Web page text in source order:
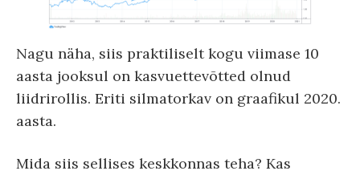
Nagu näha, siis praktiliselt kogu viimase 10
aasta jooksul on kasvuettevõtted olnud
liidrirollis. Eriti silmatorkav on graafikul 2020.
aasta.
Mida siis sellises keskkonnas teha? Kas